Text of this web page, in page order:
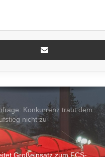
Konkurrenz traut dem
nicht zu
Großeinsatz zum FCS-